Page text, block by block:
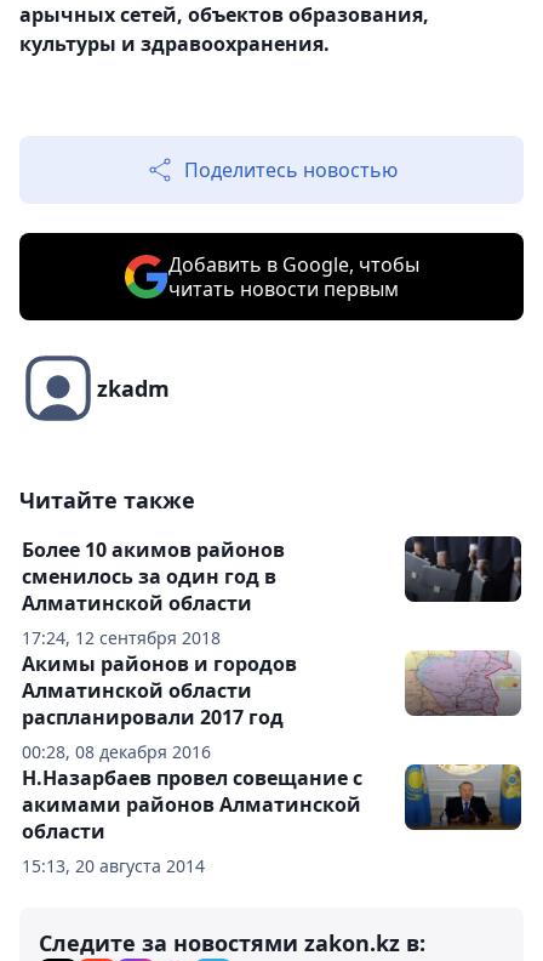
арычных сетей, объектов образования,
культуры и здравоохранения.
Поделитесь новостью
Добавить в Google, чтобы
читать новости первым
zkadm
Читайте также
17:24, 12 сентября 2018
Более 10 акимов районов
сменилось за один год в
Алматинской области
00:28, 08 декабря 2016
Акимы районов и городов
Алматинской области
распланировали 2017 год
15:13, 20 августа 2014
Н.Назарбаев провел совещание с
акимами районов Алматинской
области
Следите за новостями zakon.kz в: